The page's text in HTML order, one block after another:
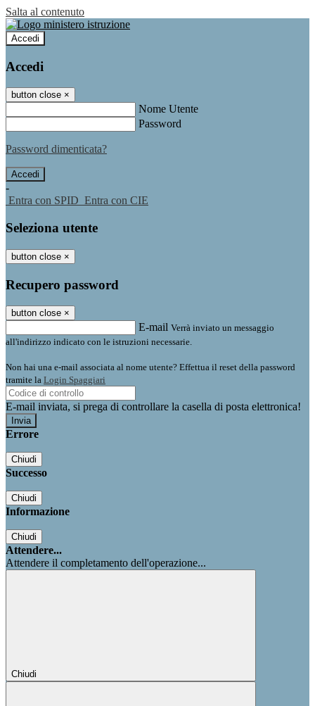
Salta al contenuto
Accedi
Accedi
button close ×
Nome Utente
Password
Password dimenticata?
-
Entra con SPID Entra con CIE
Seleziona utente
button close ×
Recupero password
button close ×
E-mail Verrà inviato un messaggio
all'indirizzo indicato con le istruzioni necessarie.
Non hai una e-mail associata al nome utente? Effettua il reset della password
tramite la Login Spaggiari
E-mail inviata, si prega di controllare la casella di posta elettronica!
Errore
Chiudi
Successo
Chiudi
Informazione
Chiudi
Attendere...
Attendere il completamento dell'operazione...
Chiudi